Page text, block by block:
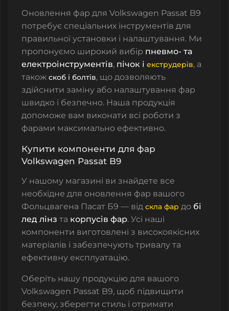
Оновлення фар для Volkswagen Passat B9
потребує спеціальних інструментів для
правильної установки і налаштування. Ми
пропонуємо широкий вибір пневмо- та
електроінструментів, пічок і екструдерів, а
також скоб і болтів, що дозволяють
здійснити заміну або налаштування фар
швидко і безпечно. Наша продукція
допоможе вам виконати всі роботи з
фарами максимально ефективно.
Купити компоненти для фар
Volkswagen Passat B9
У нашому магазині ви знайдете все
необхідне для оновлення фар вашого
Фольцвагена Пасат Б9 — від скла фар до бі
лед лінз та корпусів фар. Усі наші
компоненти виготовлені з високоякісних
матеріалів і забезпечують тривалу та
ефективну експлуатацію.
Оберіть нашу продукцію для вашого
Volkswagen Passat B9, щоб підвищити
безпеку, зберегти стиль і отримати